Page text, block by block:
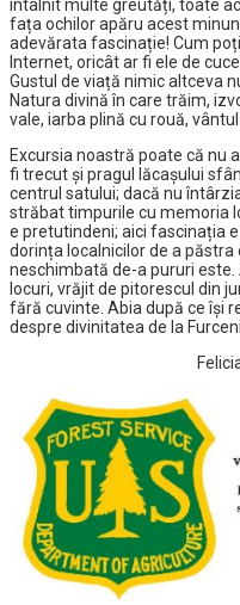
întâlnit multe greutăți, toate
fața ochilor apăru acest
adevărata fascinație! Cum
Internet, oricât ar fi ele de
Gustul de viață nimic altceva
Natura divină în care trăim,
vale, iarba plină cu rouă,
Excursia noastră poate că nu
fi trecut și pragul lăcaşului
centrul satului; dacă nu
străbat timpurile cu memoria
e pretutindeni; aici fascinația e
dorința localnicilor de a
neschimbată de-a pururi
locuri, vrăjit de pitorescul din
fără cuvinte. Abia după ce își
despre divinitatea de la